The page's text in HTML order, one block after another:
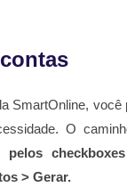
SmartOnline, você
O
> Gerar.